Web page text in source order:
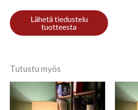
Kirjoita ensimmäinen
Sinun on
kirjoittaa arvioinnin.
Tutustu myös